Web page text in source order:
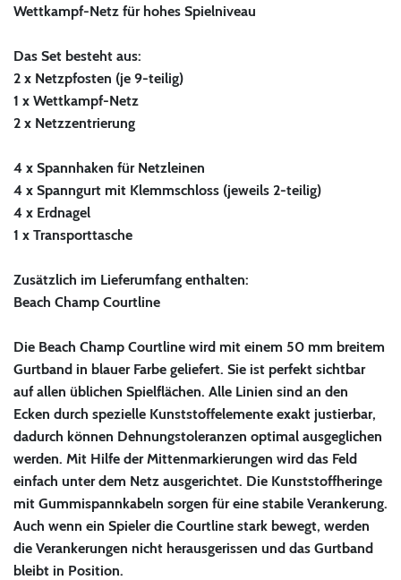
Wettkampf-Netz für hohes Spielniveau
Das Set besteht aus:
2 x Netzpfosten (je 9-teilig)
1 x Wettkampf-Netz
2 x Netzzentrierung
4 x Spannhaken für Netzleinen
4 x Spanngurt mit Klemmschloss (jeweils 2-teilig)
4 x Erdnagel
1 x Transporttasche
Zusätzlich im Lieferumfang enthalten:
Beach Champ Courtline
Die Beach Champ Courtline wird mit einem 50 mm breitem
Gurtband in blauer Farbe geliefert. Sie ist perfekt sichtbar
auf allen üblichen Spielflächen. Alle Linien sind an den
Ecken durch spezielle Kunststoffelemente exakt justierbar,
dadurch können Dehnungstoleranzen optimal ausgeglichen
werden. Mit Hilfe der Mittenmarkierungen wird das Feld
einfach unter dem Netz ausgerichtet. Die Kunststoffheringe
mit Gummispannkabeln sorgen für eine stabile Verankerung.
Auch wenn ein Spieler die Courtline stark bewegt, werden
die Verankerungen nicht herausgerissen und das Gurtband
bleibt in Position.